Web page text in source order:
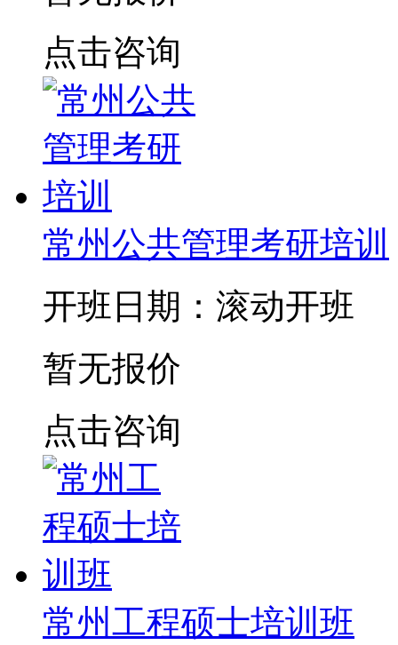
点击咨询
常州公共管理考研培训
开班日期：滚动开班
暂无报价
点击咨询
常州工程硕士培训班